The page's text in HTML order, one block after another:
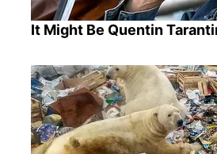
It Might Be Quentin